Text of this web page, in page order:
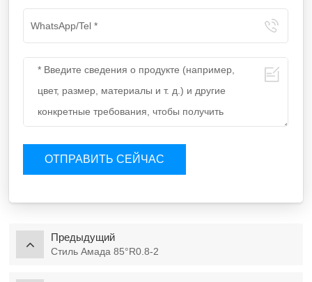
ОТПРАВИТЬ СЕЙЧАС
Предыдущий
Стиль Амада 85°R0.8-2